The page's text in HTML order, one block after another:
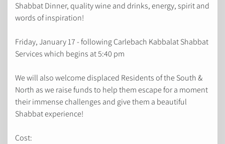
Shabbat Dinner, quality wine and drinks, energy, spirit and
words of inspiration!
Friday, January 17 - following Carlebach Kabbalat Shabbat
Services which begins at 5:40 pm
We will also welcome displaced Residents of the South &
North as we raise funds to help them escape for a moment
their immense challenges and give them a beautiful
Shabbat experience!
Cost: